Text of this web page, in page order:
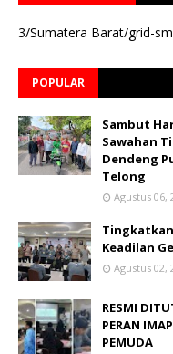
3/Sumatera Barat/grid-
POPULAR
Sambut
Sawahan
Dendeng
Telong
Agustus 06,
Tingkatkan
Keadilan
Agustus 02,
RESMI
PERAN
PEMUDA